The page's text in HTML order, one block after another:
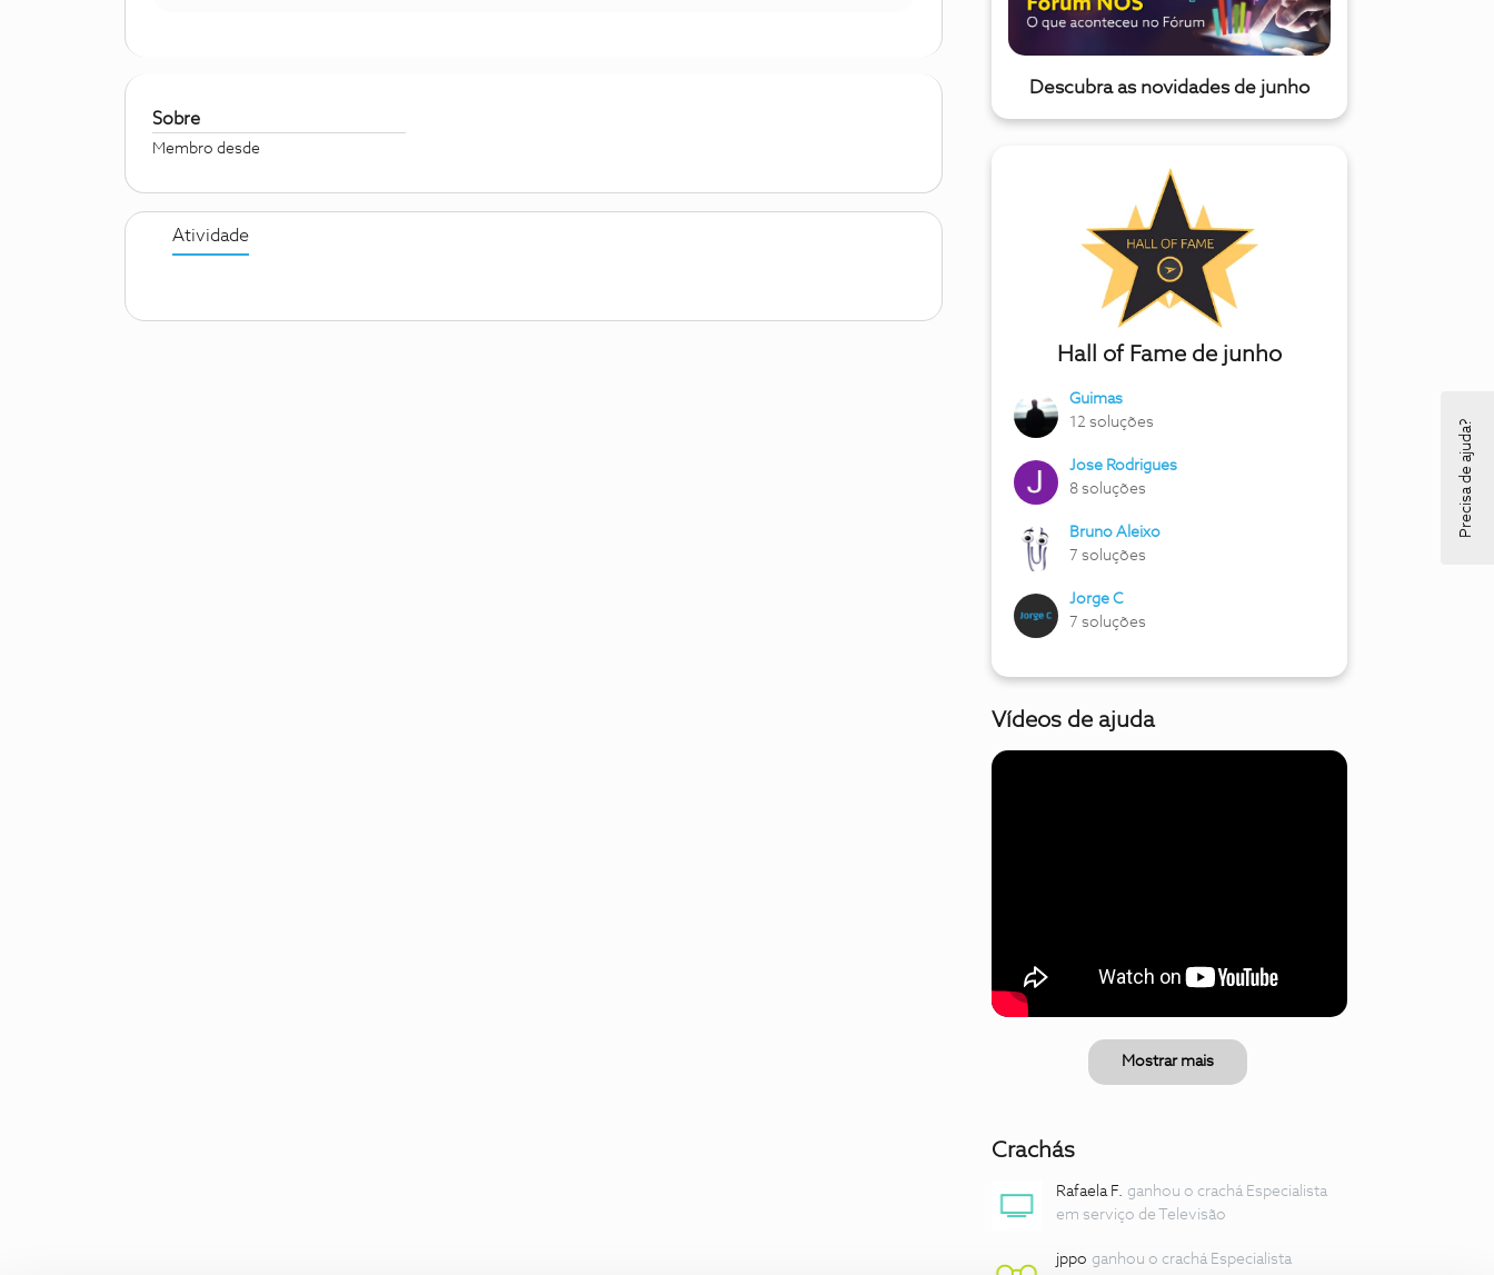
Sobre
Membro desde
Atividade
Descubra as novidades de junho
Hall of Fame de junho
Guimas
12 soluções
Jose Rodrigues
8 soluções
Bruno Aleixo
7 soluções
Jorge C
7 soluções
Vídeos de ajuda
Mostrar mais
Crachás
Rafaela F. ganhou o crachá Especialista
em serviço de Televisão
jppo ganhou o crachá Especialista
Precisa de ajuda?